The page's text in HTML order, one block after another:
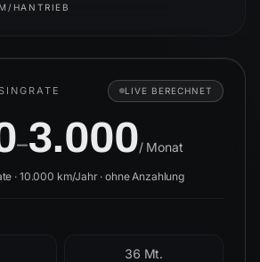
HANTRIEB
LIVE BERECHNET
–3.000/ Monat
·10.000 km/Jahr · ohne Anzahlung
36 Mt.